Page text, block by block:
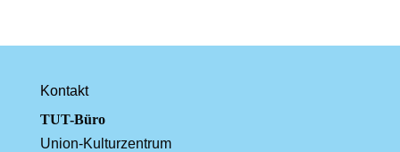
Kontakt
TUT-Büro
Union-Kulturzentrum